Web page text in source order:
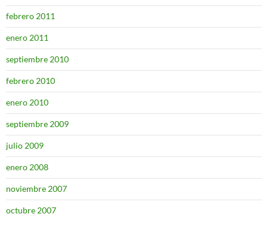
febrero 2011
enero 2011
septiembre 2010
febrero 2010
enero 2010
septiembre 2009
julio 2009
enero 2008
noviembre 2007
octubre 2007